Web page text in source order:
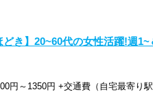
どき】20~60代の女性活躍!週
円～1350円 +交通費（自宅最寄り駅